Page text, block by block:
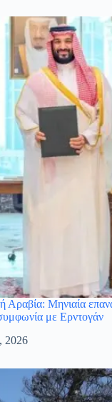
Αραβία: Μηνιαία
με Ερντογάν
2026